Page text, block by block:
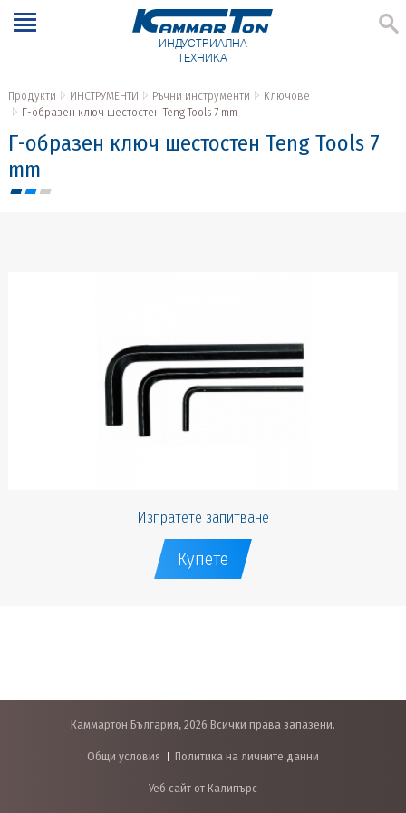
ИНДУСТРИАЛНА
ТЕХНИКА
Продукти ИНСТРУМЕНТИ Ръчни инструменти
Ключове
Г-образен ключ шестостен Teng Tools 7 mm
Г-образен ключ шестостен Teng Tools 7
mm
Изпратете запитване
Купете
Каммартон България, 2026 Всички права запазени.
Общи условия Политика на личните данни
Уеб сайт от Калипърс